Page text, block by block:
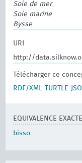
Soie de mer
Soie marine
Bysse
URI
http://
Télécharger ce
RDF/XML
TURTLE
EQUIVALENCE EXACTE
bisso